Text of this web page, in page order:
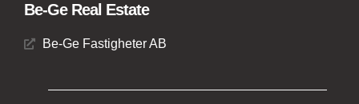
Be-Ge Real Estate
Be-Ge Fastigheter AB